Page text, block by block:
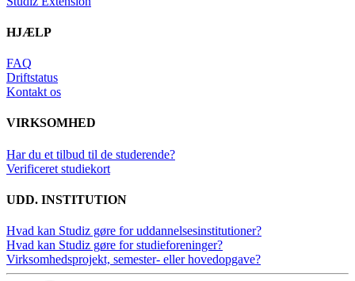
HJÆLP
FAQ
Driftstatus
Kontakt os
VIRKSOMHED
Har du et tilbud til de studerende?
Verificeret studiekort
UDD. INSTITUTION
Hvad kan Studiz gøre for uddannelsesinstitutioner?
Hvad kan Studiz gøre for studieforeninger?
Virksomhedsprojekt, semester- eller hovedopgave?